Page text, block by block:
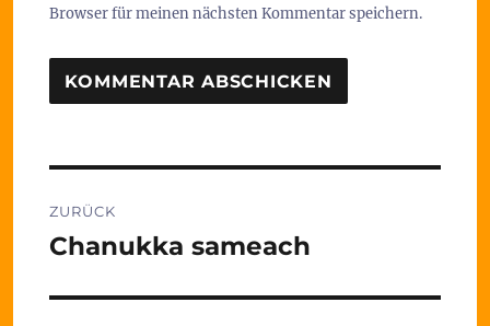
Browser für meinen nächsten Kommentar speichern.
ZURÜCK
Vorheriger
Chanukka sameach